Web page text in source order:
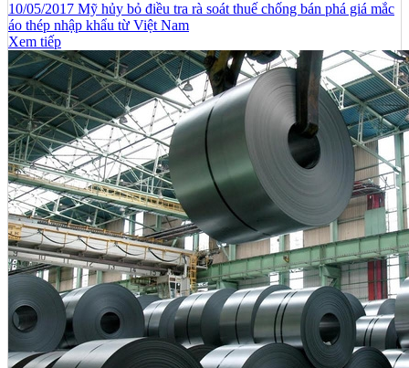
10/05/2017 Mỹ hủy bỏ điều tra rà soát thuế chống bán phá giá mắc
áo thép nhập khẩu từ Việt Nam
Xem tiếp